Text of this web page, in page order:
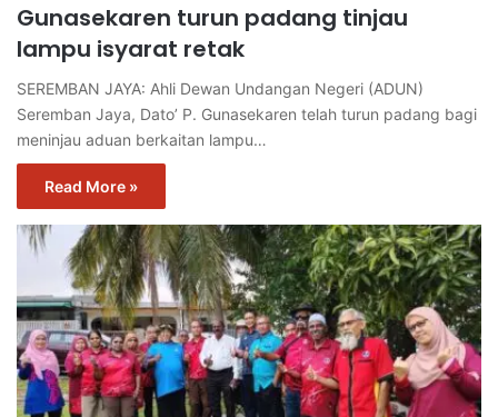
Gunasekaren turun padang tinjau
lampu isyarat retak
SEREMBAN JAYA: Ahli Dewan Undangan Negeri (ADUN)
Seremban Jaya, Dato’ P. Gunasekaren telah turun padang bagi
meninjau aduan berkaitan lampu…
Read More »